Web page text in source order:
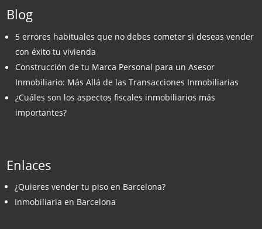
Blog
5 errores habituales que no debes cometer si deseas vender
con éxito tu vivienda
Construcción de tu Marca Personal para un Asesor
Inmobiliario: Más Allá de las Transacciones Inmobiliarias
¿Cuáles son los aspectos fiscales inmobiliarios más
importantes?
Enlaces
¿Quieres vender tu piso en Barcelona?
Inmobiliaria en Barcelona